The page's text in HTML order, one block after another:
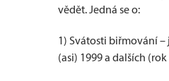
vědět. Jedná se o:
1) Svátosti biřmování
(asi) 1999 a dalších